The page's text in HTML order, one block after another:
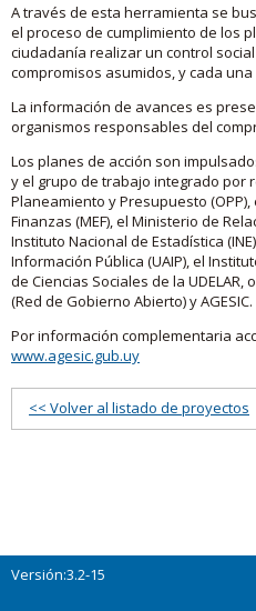
A través de esta herramienta se
el proceso de cumplimiento de los
ciudadanía realizar un control
compromisos asumidos, y cada
La información de avances es
organismos responsables del
Los planes de acción son
y el grupo de trabajo integrado por
Planeamiento y Presupuesto
Finanzas (MEF), el Ministerio de
Instituto Nacional de Estadística
Información Pública (UAIP), el
de Ciencias Sociales de la
(Red de Gobierno Abierto) y AGESIC.
Por información complementaria
www.agesic.gub.uy
<< Volver al listado de proyectos
Versión:3.2-15